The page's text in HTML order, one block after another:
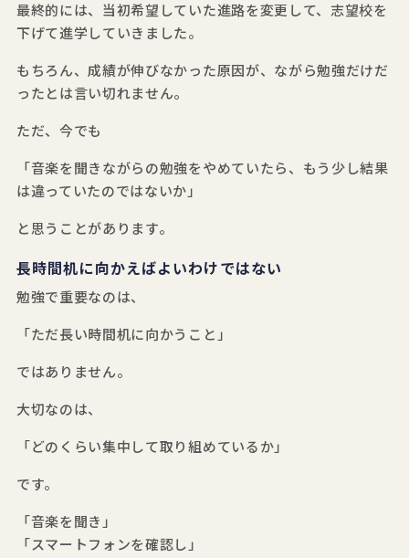
最終的には、当初希望していた進路を変更して、志望校を
下げて進学していきました。
もちろん、成績が伸びなかった原因が、ながら勉強だけだ
ったとは言い切れません。
ただ、今でも
「音楽を聞きながらの勉強をやめていたら、もう少し結果
は違っていたのではないか」
と思うことがあります。
長時間机に向かえばよいわけではない
勉強で重要なのは、
「ただ長い時間机に向かうこと」
ではありません。
大切なのは、
「どのくらい集中して取り組めているか」
です。
「音楽を聞き」
「スマートフォンを確認し」